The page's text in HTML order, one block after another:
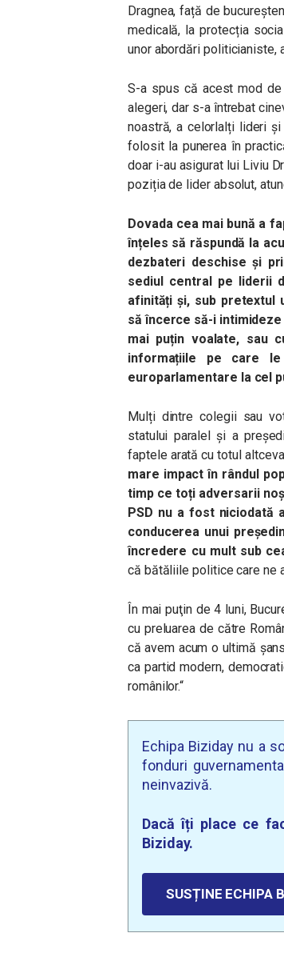
Dragnea, față de
medicală, la protecția
unor abordări politicianiste,
S-a spus că acest mod
alegeri, dar s-a întrebat
noastră, a celorlalți lideri
folosit la punerea în
doar i-au asigurat lui Liviu
poziția de lider absolut,
Dovada cea mai bună a
înțeles să răspundă la
dezbateri deschise și
sediul central pe liderii
afinități și, sub pretextul
să încerce să-i
mai puțin voalate, sau
informațiile pe care
europarlamentare la cel
Mulți dintre colegii sau
statului paralel și a
faptele arată cu totul
mare impact în rândul
timp ce toți adversarii
PSD nu a fost niciodată
conducerea unui
încredere cu mult sub
că bătăliile politice care ne
În mai puţin de 4 luni,
cu preluarea de către
că avem acum o ultimă
ca partid modern,
românilor.“
Echipa Biziday nu a
fonduri
neinvazivă.
Dacă îți place ce
Biziday.
SUSȚINE ECHIPA